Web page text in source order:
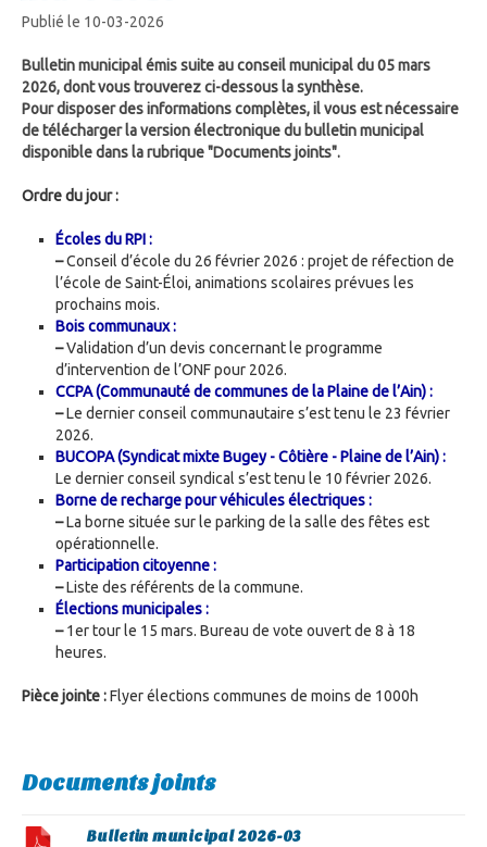
Publié le 10-03-2026
Bulletin municipal émis suite au conseil municipal du 05 mars
2026, dont vous trouverez ci-dessous la synthèse.
Pour disposer des informations complètes, il vous est nécessaire
de télécharger la version électronique du bulletin municipal
disponible dans la rubrique "Documents joints".
Ordre du jour :
Écoles du RPI :
–Conseil d’école du 26 février 2026 : projet de réfection de
l’école de Saint-Éloi, animations scolaires prévues les
prochains mois.
Bois communaux :
–Validation d’un devis concernant le programme
d’intervention de l’ONF pour 2026.
CCPA (Communauté de communes de la Plaine de l’Ain) :
–Le dernier conseil communautaire s’est tenu le 23 février
2026.
BUCOPA (Syndicat mixte Bugey - Côtière - Plaine de l’Ain) :
Le dernier conseil syndical s’est tenu le 10 février 2026.
Borne de recharge pour véhicules électriques :
–La borne située sur le parking de la salle des fêtes est
opérationnelle.
Participation citoyenne :
–Liste des référents de la commune.
Élections municipales :
–1er tour le 15 mars. Bureau de vote ouvert de 8 à 18
heures.
Pièce jointe :Flyer élections communes de moins de 1000h
Documents joints
Bulletin municipal 2026-03